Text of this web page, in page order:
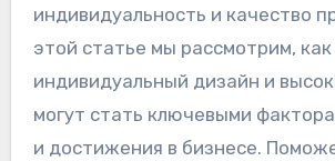
индивидуальность и качество
этой статье мы рассмотрим, как
индивидуальный дизайн и
могут стать ключевыми
и достижения в бизнесе.